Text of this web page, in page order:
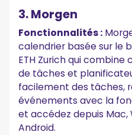
3. Morgen
Fonctionnalités :
calendrier basée sur le
ETH Zurich qui
de tâches et
facilement des tâches,
événements avec la
et accédez depuis Mac,
Android.